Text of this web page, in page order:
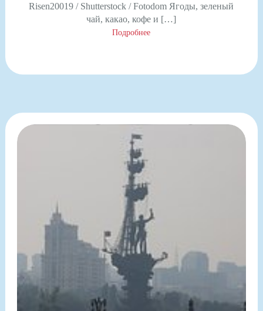
Risen20019 / Shutterstock / Fotodom Ягоды, зеленый
чай, какао, кофе и […]
Подробнее